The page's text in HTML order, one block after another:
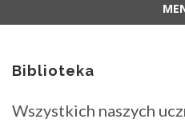
treściBiblioteka
Wszystkich naszych